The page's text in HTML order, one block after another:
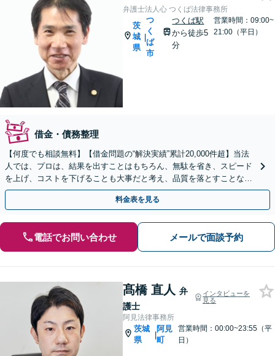
弁護士法人心 つくば法律事務所
茨
城
県
|
つ
く
ば
市
つくば駅
から徒歩5
分
営業時間：09:00~
21:00（平日）
借金・債務整理
【何度でも相談無料】【借金問題の“解決実績”累計20,000件超】当法
人では、プロは、結果を出すことはもちろん、無駄を省き、スピード
を上げ、コストを下げることも大事だと考え、品質を落とすことな
く、費用を可能な限り安くすることにこだわります。
料金表を見る
電話でお問い合わせ メールで面談予約
髙橋 直人 弁
護士
インタビューを
見る
阿見法律事務所
茨城
県
|
阿見
町
営業時間：00:00~23:55（平
日）